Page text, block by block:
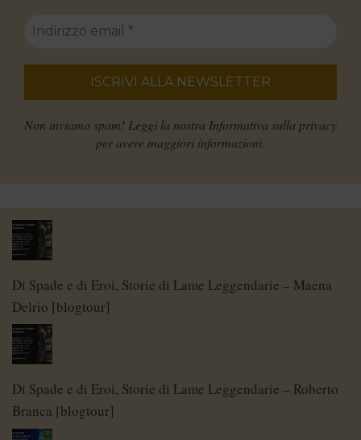
Non inviamo spam! Leggi la nostra Informativa sulla privacy
per avere maggiori informazioni.
Di Spade e di Eroi, Storie di Lame Leggendarie – Maena
Delrio [blogtour]
Di Spade e di Eroi, Storie di Lame Leggendarie – Roberto
Branca [blogtour]